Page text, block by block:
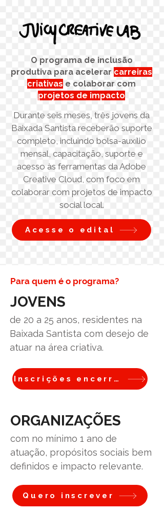
O programa de inclusão
produtiva para acelerar carreiras
criativas e colaborar com
projetos de impacto
Durante seis meses, três jovens da
Baixada Santista receberão suporte
completo, incluindo bolsa-auxílio
mensal, capacitação, suporte e
acesso às ferramentas da Adobe
Creative Cloud, com foco em
colaborar com projetos de impacto
social local.
Acesse o edital
Para quem é o programa?
JOVENS
de 20 a 25 anos, residentes na
Baixada Santista com desejo de
atuar na área criativa.
Inscrições encerradas
ORGANIZAÇÕES
com no mínimo 1 ano de
atuação, propósitos sociais bem
definidos e impacto relevante.
Quero inscrever